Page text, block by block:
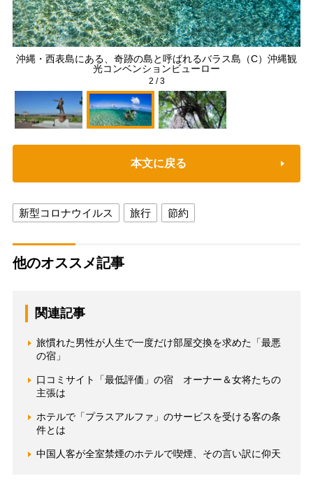
沖縄・西表島にある、奇跡の島と呼ばれるバラス島（C）沖縄観
光コンベンションビューロー
2 /3
本文に戻る
新型コロナウイルス 旅行 節約
他のオススメ記事
関連記事
旅慣れた男性が人生で一度だけ部屋交換を求めた「最悪
の宿」
口コミサイト「最低評価」の宿 オーナー＆女将たちの
主張は
ホテルで「プラスアルファ」のサービスを受ける客の条
件とは
中国人客が全室禁煙のホテルで喫煙、その言い訳に仰天